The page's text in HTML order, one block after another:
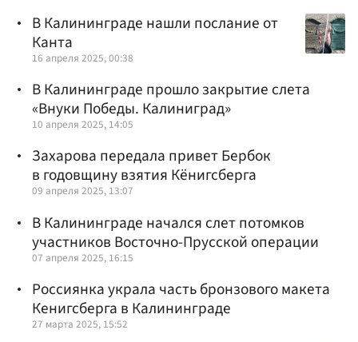
В Калининграде нашли послание от
Канта
16 апреля 2025, 00:38
В Калининграде прошло закрытие слета
«Внуки Победы. Калиниград»
10 апреля 2025, 14:05
Захарова передала привет Бербок
в годовщину взятия Кёнигсберга
09 апреля 2025, 13:07
В Калининграде начался слет потомков
участников Восточно-Прусской операции
07 апреля 2025, 16:15
Россиянка украла часть бронзового макета
Кенигсберга в Калининграде
27 марта 2025, 15:52